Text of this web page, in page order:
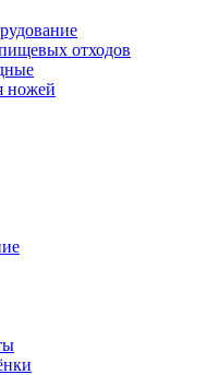
отходов
ножей